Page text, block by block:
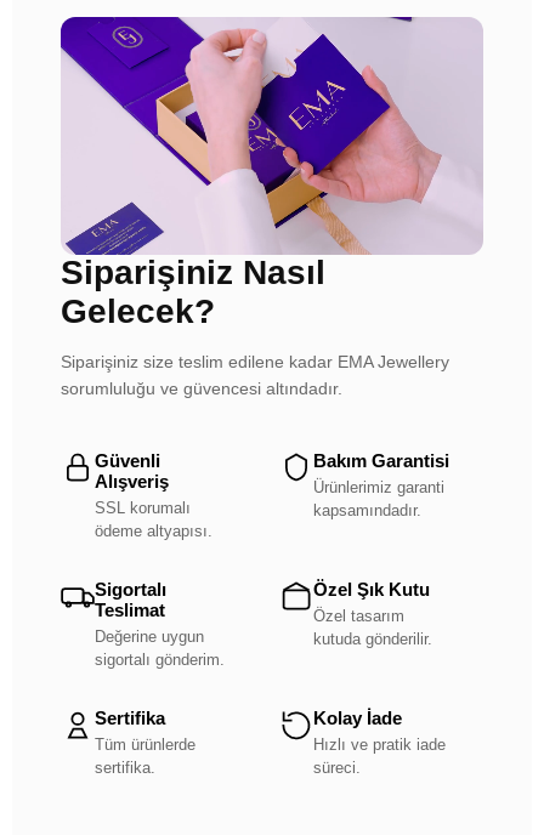
Siparişiniz Nasıl
Gelecek?
Siparişiniz size teslim edilene kadar EMA Jewellery
sorumluluğu ve güvencesi altındadır.
Güvenli
Alışveriş
SSL korumalı
ödeme altyapısı.
Bakım Garantisi
Ürünlerimiz garanti
kapsamındadır.
Sigortalı
Teslimat
Değerine uygun
sigortalı gönderim.
Özel Şık Kutu
Özel tasarım
kutuda gönderilir.
Sertifika
Tüm ürünlerde
sertifika.
Kolay İade
Hızlı ve pratik iade
süreci.